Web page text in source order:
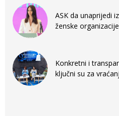
ASK da unaprijedi
ženske
Konkretni i
ključni su za